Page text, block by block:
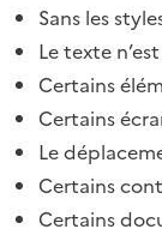
Sans les
Le texte
Certains
Certains
Le
Certains
Certains